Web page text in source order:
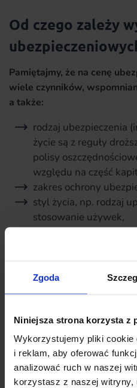
Zgoda
Niniejsza strona korzysta z
Wykorzystujemy pliki cookie
i reklam, aby oferować
analizować ruch w naszej
korzystasz z naszej witryny,
Od czego zależy
Pamiętajmy, że na cenę
wiele czynników,
a także:
rodzaj ubezpieczenia
życie są z reguły
polisy
względu na część
zakres ochrony
styl życia, np. rodzaj
stosowanie używek,
stan zdrowia,
rabaty,
częstotliwość i sposób
świadczeń.
Jest to jedna z głównych
ubezpieczenia dla różnych